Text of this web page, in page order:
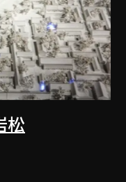
松